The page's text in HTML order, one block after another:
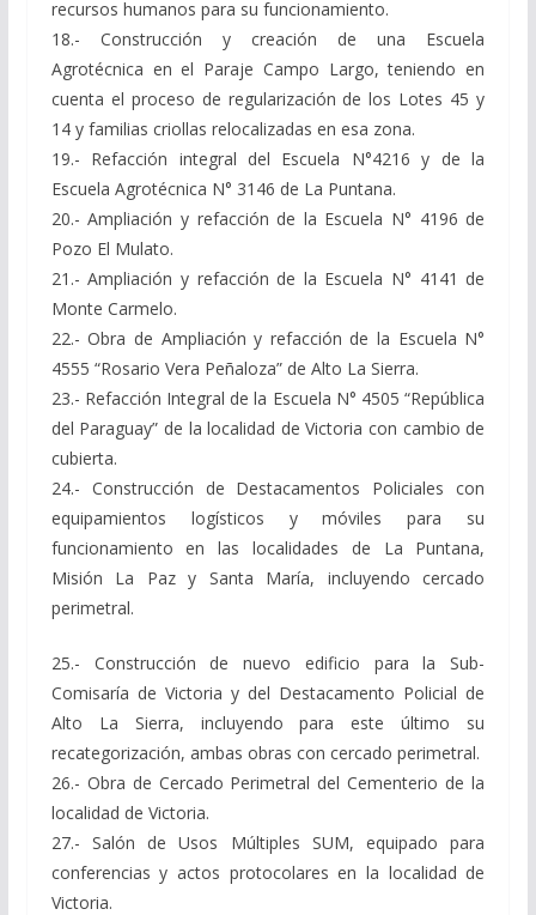
recursos humanos para su funcionamiento.
18.- Construcción y creación de una Escuela
Agrotécnica en el Paraje Campo Largo, teniendo en
cuenta el proceso de regularización de los Lotes 45 y
14 y familias criollas relocalizadas en esa zona.
19.- Refacción integral del Escuela N°4216 y de la
Escuela Agrotécnica N° 3146 de La Puntana.
20.- Ampliación y refacción de la Escuela N° 4196 de
Pozo El Mulato.
21.- Ampliación y refacción de la Escuela N° 4141 de
Monte Carmelo.
22.- Obra de Ampliación y refacción de la Escuela N°
4555 “Rosario Vera Peñaloza” de Alto La Sierra.
23.- Refacción Integral de la Escuela N° 4505 “República
del Paraguay” de la localidad de Victoria con cambio de
cubierta.
24.- Construcción de Destacamentos Policiales con
equipamientos logísticos y móviles para su
funcionamiento en las localidades de La Puntana,
Misión La Paz y Santa María, incluyendo cercado
perimetral.
25.- Construcción de nuevo edificio para la Sub-
Comisaría de Victoria y del Destacamento Policial de
Alto La Sierra, incluyendo para este último su
recategorización, ambas obras con cercado perimetral.
26.- Obra de Cercado Perimetral del Cementerio de la
localidad de Victoria.
27.- Salón de Usos Múltiples SUM, equipado para
conferencias y actos protocolares en la localidad de
Victoria.